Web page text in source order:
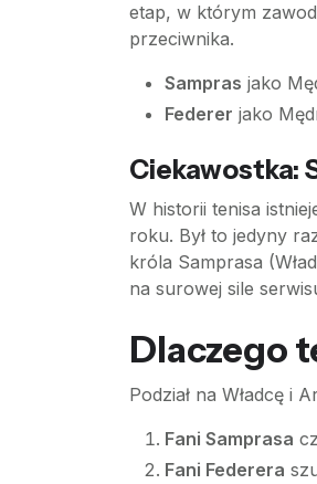
etap, w którym
przeciwnika.
Sampras jako
Federer jako
Ciekawostka:
W historii tenisa
roku. Był to jedyny
króla Samprasa
na surowej sile
Dlaczego
Podział na Władcę i
Fani Samprasa
Fani Federera